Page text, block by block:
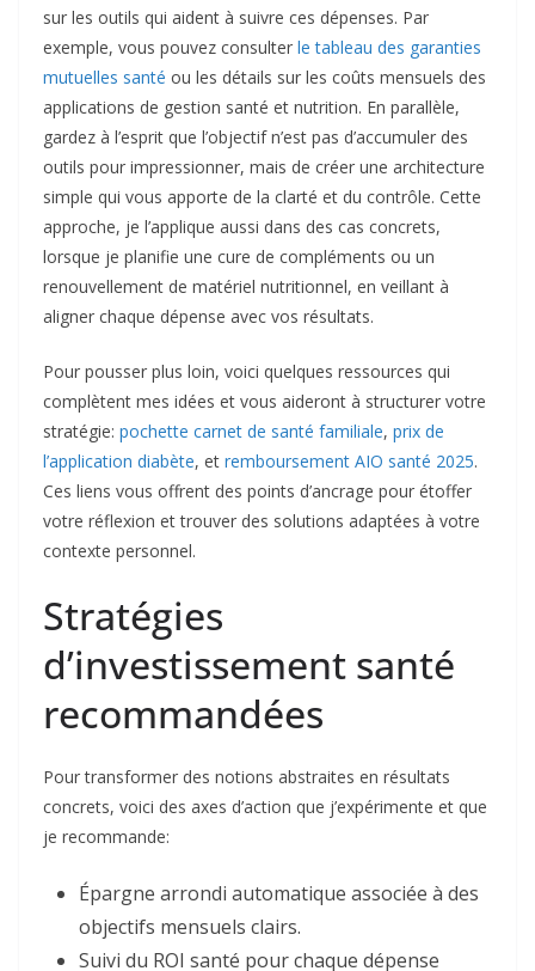
sur les outils qui aident à suivre ces dépenses. Par
exemple, vous pouvez consulter le tableau des garanties
mutuelles santé ou les détails sur les coûts mensuels des
applications de gestion santé et nutrition. En parallèle,
gardez à l’esprit que l’objectif n’est pas d’accumuler des
outils pour impressionner, mais de créer une architecture
simple qui vous apporte de la clarté et du contrôle. Cette
approche, je l’applique aussi dans des cas concrets,
lorsque je planifie une cure de compléments ou un
renouvellement de matériel nutritionnel, en veillant à
aligner chaque dépense avec vos résultats.
Pour pousser plus loin, voici quelques ressources qui
complètent mes idées et vous aideront à structurer votre
stratégie: pochette carnet de santé familiale, prix de
l’application diabète, et remboursement AIO santé 2025.
Ces liens vous offrent des points d’ancrage pour étoffer
votre réflexion et trouver des solutions adaptées à votre
contexte personnel.
Stratégies
d’investissement santé
recommandées
Pour transformer des notions abstraites en résultats
concrets, voici des axes d’action que j’expérimente et que
je recommande:
Épargne arrondi automatique associée à des
objectifs mensuels clairs.
Suivi du ROI santé pour chaque dépense